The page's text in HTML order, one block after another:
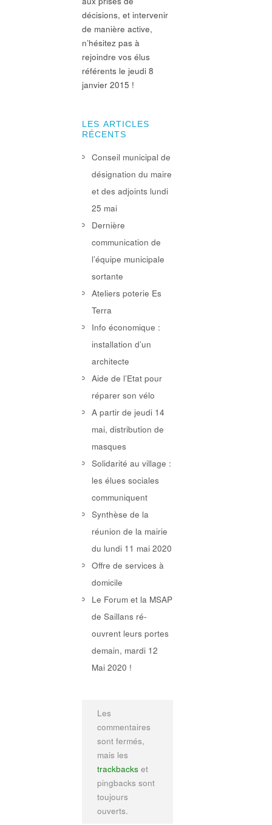
décisions, et intervenir
de manière active,
n’hésitez pas à
rejoindre vos élus
référents le jeudi 8
janvier 2015 !
LES ARTICLES
RÉCENTS
Conseil municipal de
désignation du maire
et des adjoints lundi
25 mai
Dernière
communication de
l’équipe municipale
sortante
Ateliers poterie Es
Terra
Info économique :
installation d’un
architecte
Aide de l’Etat pour
réparer son vélo
A partir de jeudi 14
mai, distribution de
masques
Solidarité au village :
les élues sociales
communiquent
Synthèse de la
réunion de la mairie
du lundi 11 mai 2020
Offre de services à
domicile
Le Forum et la MSAP
de Saillans ré-
ouvrent leurs portes
demain, mardi 12
Mai 2020 !
Les
commentaires
sont fermés,
mais les
trackbacks et
pingbacks sont
toujours
ouverts.